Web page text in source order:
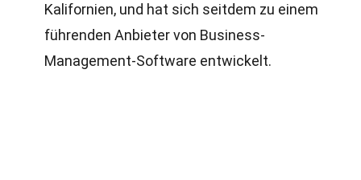
Kalifornien, und hat sich seitdem zu einem
führenden Anbieter von Business-
Management-Software entwickelt.